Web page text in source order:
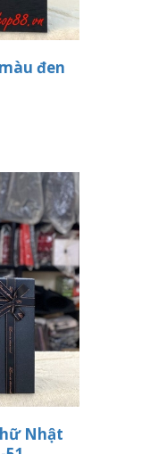
đen
Nhật